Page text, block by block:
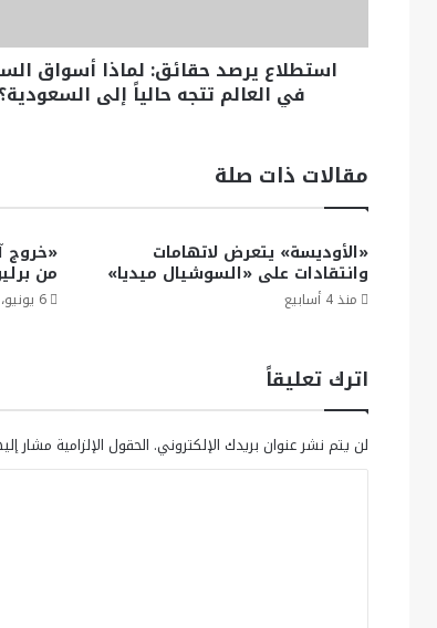
استطلاع يرصد حقائق: لماذا أسواق
في العالم تتجه حالياً إلى السعودية؟
مقالات ذات صلة
«الأوديسة» يتعرض لاتهامات
وانتقادات على «السوشيال ميديا»
منذ 4 أسابيع
«خروج
من
6 يونيو، 2026
اترك تعليقاً
لن يتم نشر عنوان بريدك الإلكتروني. الحقول الإلزامية مشار